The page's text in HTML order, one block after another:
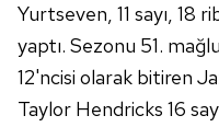
Yurtseven, 11 sayı,
yaptı. Sezonu 51.
12'ncisi olarak bitiren
Taylor Hendricks 16